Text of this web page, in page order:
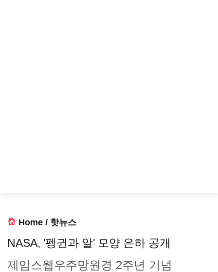
Home / 핫뉴스
NASA, '펭귄과 알' 모양 은하 공개
제임스웹우주망원경 2주년 기념